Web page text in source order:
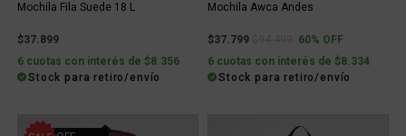
Mochila Fila Suede 18 L
$37.899
6 cuotas con interés de $8.356
Stock para retiro/envío
Mochila Awca Andes
$37.799 Price reduced from
to60% OFF
6 cuotas con interés de $8.334
Stock para retiro/envío